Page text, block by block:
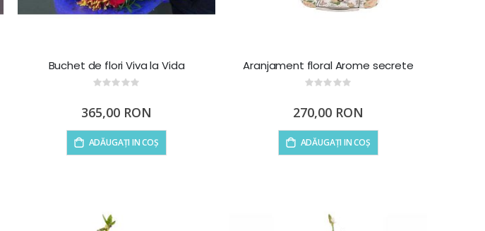
Buchet de flori Viva la Vida
Rating:
365,00 RON
ADĂUGAȚI IN COȘ
Aranjament floral Arome secrete
Rating:
270,00 RON
ADĂUGAȚI IN COȘ